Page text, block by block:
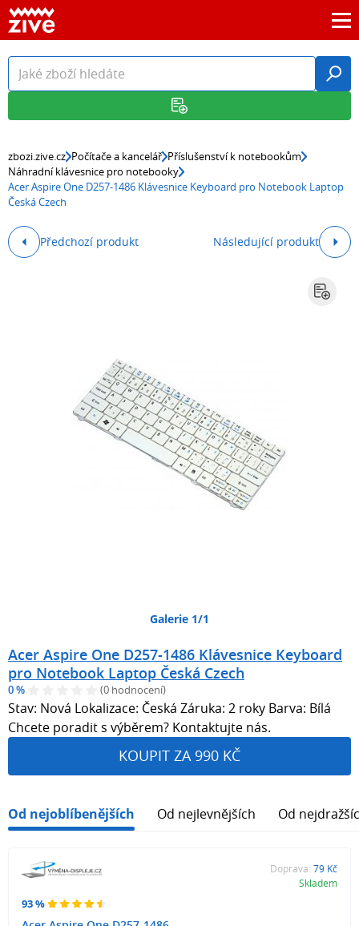
zbozi.zive.cz Počítače a kancelář Příslušenství k notebookům
Náhradní klávesnice pro notebooky
Acer Aspire One D257-1486 Klávesnice Keyboard pro Notebook Laptop
Česká Czech
Předchozí produkt Následující produkt
Galerie 1/1
Acer Aspire One D257-1486 Klávesnice Keyboard
pro Notebook Laptop Česká Czech
0 % (0 hodnocení)
Stav: Nová Lokalizace: Česká Záruka: 2 roky Barva: Bílá
Chcete poradit s výběrem? Kontaktujte nás.
KOUPIT ZA 990 KČ
Od nejoblíbenějších Od nejlevnějších Od
93 %
Doprava: 79 Kč
Skladem